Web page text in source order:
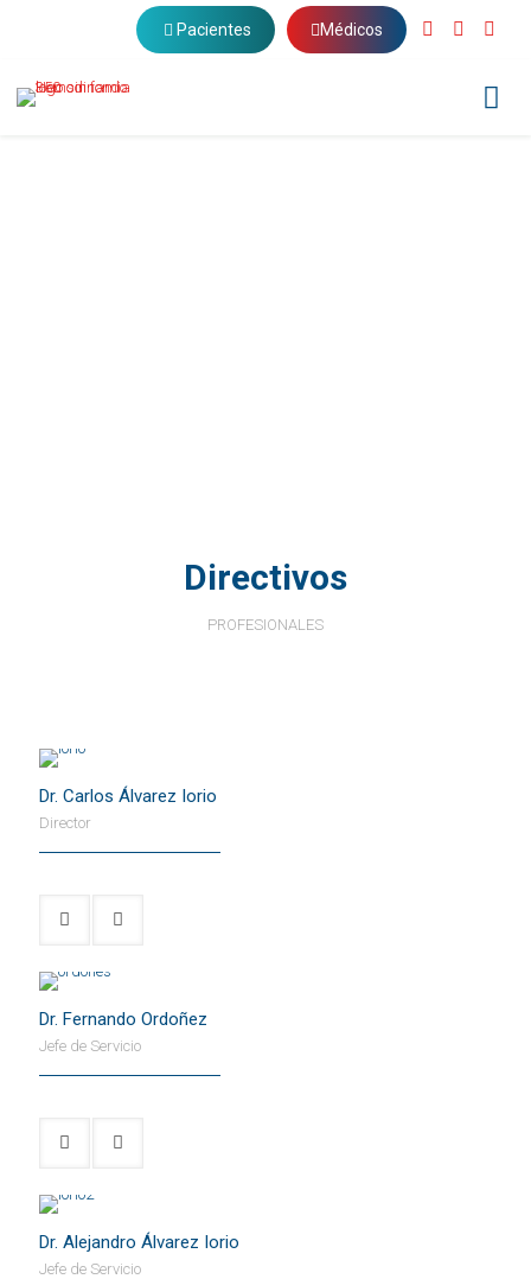
Pacientes Médicos
Directivos
PROFESIONALES
Dr. Carlos Álvarez Iorio
Director
Dr. Fernando Ordoñez
Jefe de Servicio
Dr. Alejandro Álvarez Iorio
Jefe de Servicio